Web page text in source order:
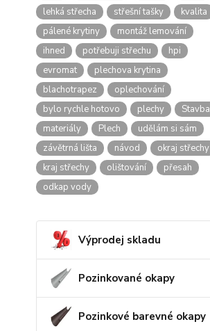
lehká střecha
střešní tašky
kvalita
pálené krytiny
montáž lemování
ihned
potřebuji střechu
hpi
evromat
plechova krytina
blachotrapez
oplechování
bylo rychle hotovo
plechy
Stavba
materiály
Plech
udělám si sám
závětrná lišta
návod
okraj střechy
kraj střechy
olištování
přesah
odkap vody
Výprodej skladu
Pozinkované okapy
Pozinkové barevné okapy